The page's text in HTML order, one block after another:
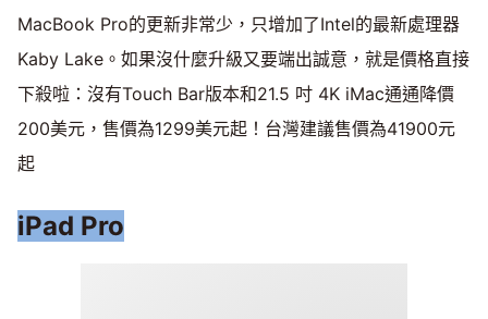
MacBook Pro的更新非常少，只增加了Intel的最新處理器
Kaby Lake。如果沒什麼升級又要端出誠意，就是價格直接
下殺啦：沒有Touch Bar版本和21.5 吋 4K iMac通通降價
200美元，售價為1299美元起！台灣建議售價為41900元
起
iPad Pro